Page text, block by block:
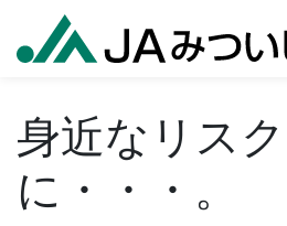
身近なリスク
に・・・。